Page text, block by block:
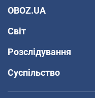
OBOZ.UA
Світ
Розслідування
Суспільство